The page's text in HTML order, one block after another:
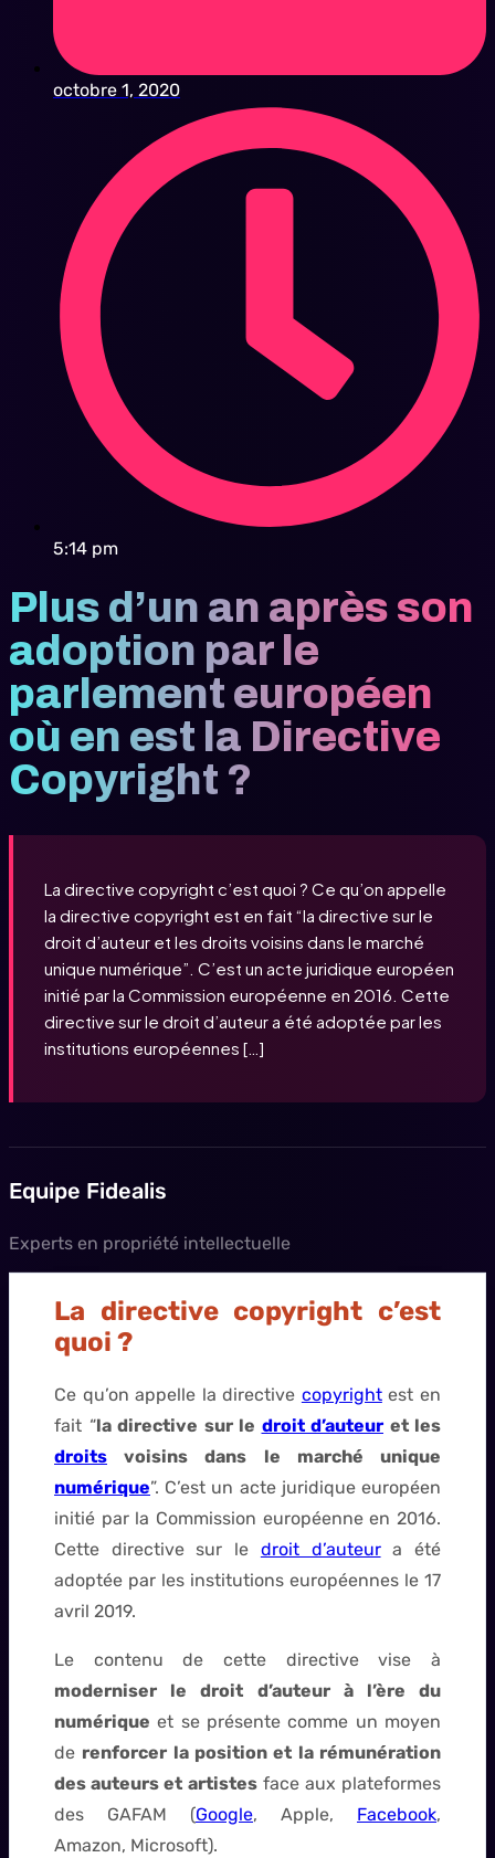
octobre 1, 2020
5:14 pm
Plus d’un an après son
adoption par le
parlement européen
où en est la Directive
Copyright ?
La directive copyright c’est quoi ? Ce qu’on appelle
la directive copyright est en fait “la directive sur le
droit d’auteur et les droits voisins dans le marché
unique numérique”. C’est un acte juridique européen
initié par la Commission européenne en 2016. Cette
directive sur le droit d’auteur a été adoptée par les
institutions européennes […]
Equipe Fidealis
Experts en propriété intellectuelle
La directive copyright c’est
quoi ?
Ce qu’on appelle la directive copyrightest en
fait “la directive sur le droit d’auteur et les
droits voisins dans le marché unique
numérique”. C’est un acte juridique européen
initié par la Commission européenne en 2016.
Cette directive sur le droit d’auteura été
adoptée par les institutions européennes le 17
avril 2019.
Le contenu de cette directive vise à
moderniser le droit d’auteur à l’ère du
numérique et se présente comme un moyen
de renforcer la position et la rémunération
des auteurs et artistesface aux plateformes
des GAFAM (Google, Apple, Facebook,
Amazon, Microsoft).